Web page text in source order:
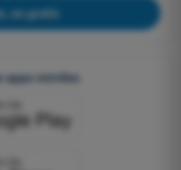
es gratis
apps móviles